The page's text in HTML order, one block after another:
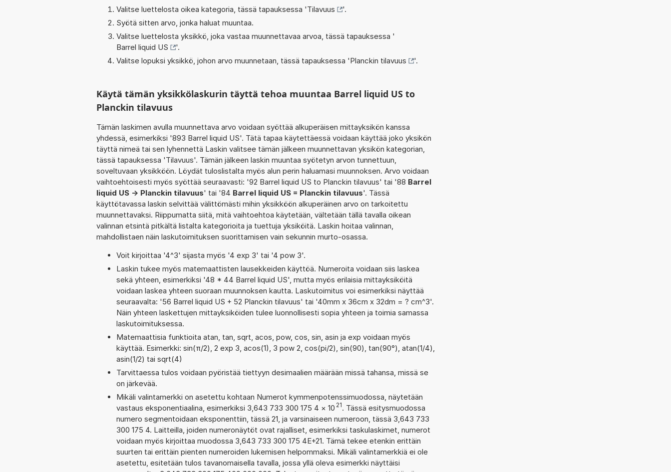
Valitse luettelosta oikea kategoria, tässä tapauksessa 'Tilavuus
'.
Syötä sitten arvo, jonka haluat muuntaa.
Valitse luettelosta yksikkö, joka vastaa muunnettavaa arvoa, tässä tapauksessa '
Barrel liquid US
'.
Valitse lopuksi yksikkö, johon arvo muunnetaan, tässä tapauksessa 'Planckin tilavuus '.
Käytä tämän yksikkölaskurin täyttä tehoa muuntaa Barrel liquid US to
Planckin tilavuus
Tämän laskimen avulla muunnettava arvo voidaan syöttää alkuperäisen mittayksikön kanssa
yhdessä, esimerkiksi '893 Barrel liquid US'. Tätä tapaa käytettäessä voidaan käyttää joko yksikön
täyttä nimeä tai sen lyhennettä Laskin valitsee tämän jälkeen muunnettavan yksikön kategorian,
tässä tapauksessa 'Tilavuus'. Tämän jälkeen laskin muuntaa syötetyn arvon tunnettuun,
soveltuvaan yksikköön. Löydät tuloslistalta myös alun perin haluamasi muunnoksen. Arvo voidaan
vaihtoehtoisesti myös syöttää seuraavasti: '92 Barrel liquid US to Planckin tilavuus' tai '88 Barrel
liquid US -> Planckin tilavuus' tai '84 Barrel liquid US = Planckin tilavuus'. Tässä
käyttötavassa laskin selvittää välittömästi mihin yksikköön alkuperäinen arvo on tarkoitettu
muunnettavaksi. Riippumatta siitä, mitä vaihtoehtoa käytetään, vältetään tällä tavalla oikean
valinnan etsintä pitkältä listalta kategorioita ja tuettuja yksiköitä. Laskin hoitaa valinnan,
mahdollistaen näin laskutoimituksen suorittamisen vain sekunnin murto-osassa.
Voit kirjoittaa '4^3' sijasta myös '4 exp 3' tai '4 pow 3'.
Laskin tukee myös matemaattisten lausekkeiden käyttöä. Numeroita voidaan siis laskea
sekä yhteen, esimerkiksi '48 * 44 Barrel liquid US', mutta myös erilaisia mittayksiköitä
voidaan laskea yhteen suoraan muunnoksen kautta. Laskutoimitus voi esimerkiksi näyttää
seuraavalta: '56 Barrel liquid US + 52 Planckin tilavuus' tai '40mm x 36cm x 32dm = ? cm^3'.
Näin yhteen laskettujen mittayksiköiden tulee luonnollisesti sopia yhteen ja toimia samassa
laskutoimituksessa.
Matemaattisia funktioita atan, tan, sqrt, acos, pow, cos, sin, asin ja exp voidaan myös
käyttää. Esimerkki: sin(π/2), 2 exp 3, acos(1), 3 pow 2, cos(pi/2), sin(90), tan(90°), atan(1/4),
asin(1/2) tai sqrt(4)
Tarvittaessa tulos voidaan pyöristää tiettyyn desimaalien määrään missä tahansa, missä se
on järkevää.
Mikäli valintamerkki on asetettu kohtaan Numerot kymmenpotenssimuodossa, näytetään
vastaus eksponentiaalina, esimerkiksi 3,643 733 300 175 4 × 10 21. Tässä esitysmuodossa
numero segmentoidaan eksponenttiin, tässä 21, ja varsinaiseen numeroon, tässä 3,643 733
300 175 4. Laitteilla, joiden numeronäytöt ovat rajalliset, esimerkiksi taskulaskimet, numerot
voidaan myös kirjoittaa muodossa 3,643 733 300 175 4E+21. Tämä tekee etenkin erittäin
suurten tai erittäin pienten numeroiden lukemisen helpommaksi. Mikäli valintamerkkiä ei ole
asetettu, esitetään tulos tavanomaisella tavalla, jossa yllä oleva esimerkki näyttäisi